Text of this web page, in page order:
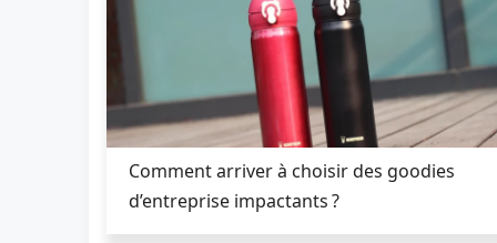
Comment arriver à choisir des goodies
d’entreprise impactants ?